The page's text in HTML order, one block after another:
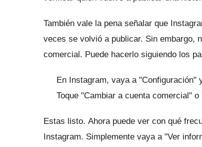
También vale la pena señalar que
veces se volvió a publicar. Sin embargo,
comercial. Puede hacerlo siguiendo los
En Instagram, vaya a "Configuración"
Toque "Cambiar a cuenta comercial"
Estas listo. Ahora puede ver con qué
Instagram. Simplemente vaya a "Ver